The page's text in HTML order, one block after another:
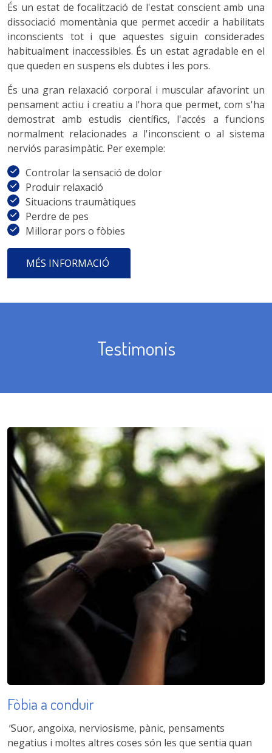
És un estat de focalització de l'estat conscient amb una
dissociació momentània que permet accedir a habilitats
inconscients tot i que aquestes siguin considerades
habitualment inaccessibles. És un estat agradable en el
que queden en suspens els dubtes i les pors.
És una gran relaxació corporal i muscular afavorint un
pensament actiu i creatiu a l'hora que permet, com s'ha
demostrat amb estudis científics, l'accés a funcions
normalment relacionades a l'inconscient o al sistema
nerviós parasimpàtic. Per exemple:
Controlar la sensació de dolor
Produir relaxació
Situacions traumàtiques
Perdre de pes
Millorar pors o fòbies
MÉS INFORMACIÓ
Testimonis
Fòbia a conduir
"Suor, angoixa, nerviosisme, pànic, pensaments
negatius i moltes altres coses són les que sentia quan